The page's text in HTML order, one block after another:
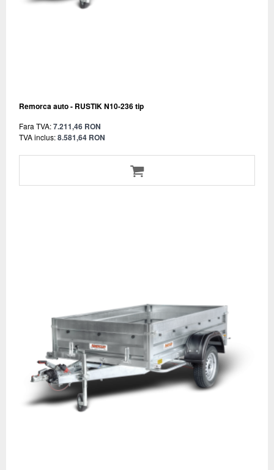
Remorca auto - RUSTIK N10-236 tip
Fara TVA:7.211,46 RON
TVA inclus:8.581,64 RON